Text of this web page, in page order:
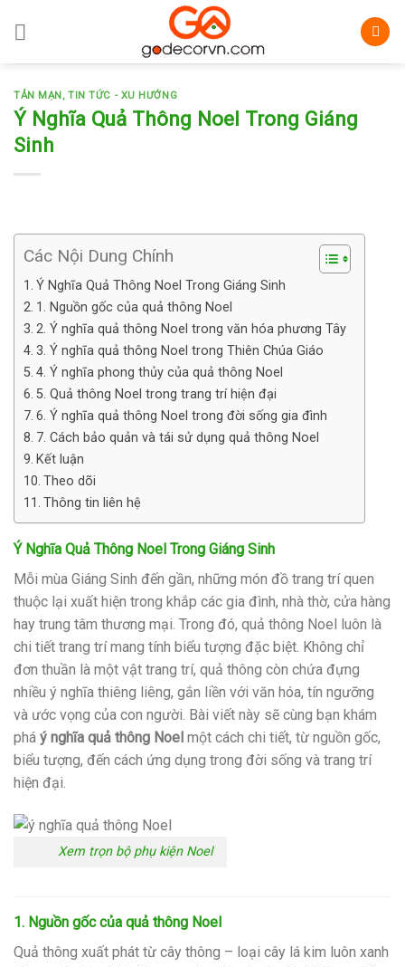
TẢN MẠN,TIN TỨC - XU HƯỚNG
Ý Nghĩa Quả Thông Noel Trong Giáng
Sinh
Các Nội Dung Chính
Ý Nghĩa Quả Thông Noel Trong Giáng Sinh
1. Nguồn gốc của quả thông Noel
2. Ý nghĩa quả thông Noel trong văn hóa phương Tây
3. Ý nghĩa quả thông Noel trong Thiên Chúa Giáo
4. Ý nghĩa phong thủy của quả thông Noel
5. Quả thông Noel trong trang trí hiện đại
6. Ý nghĩa quả thông Noel trong đời sống gia đình
7. Cách bảo quản và tái sử dụng quả thông Noel
Kết luận
Theo dõi
Thông tin liên hệ
Ý Nghĩa Quả Thông Noel Trong Giáng Sinh
Mỗi mùa Giáng Sinh đến gần, những món đồ trang trí quen
thuộc lại xuất hiện trong khắp các gia đình, nhà thờ, cửa hàng
hay trung tâm thương mại. Trong đó, quả thông Noel luôn là
chi tiết trang trí mang tính biểu tượng đặc biệt. Không chỉ
đơn thuần là một vật trang trí, quả thông còn chứa đựng
nhiều ý nghĩa thiêng liêng, gắn liền với văn hóa, tín ngưỡng
và ước vọng của con người. Bài viết này sẽ cùng bạn khám
phá ý nghĩa quả thông Noel một cách chi tiết, từ nguồn gốc,
biểu tượng, đến cách ứng dụng trong đời sống và trang trí
hiện đại.
Xem trọn bộ phụ kiện Noel
1. Nguồn gốc của quả thông Noel
Quả thông xuất phát từ cây thông – loại cây lá kim luôn xanh